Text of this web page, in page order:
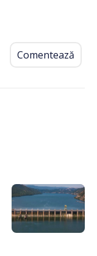
Comentează